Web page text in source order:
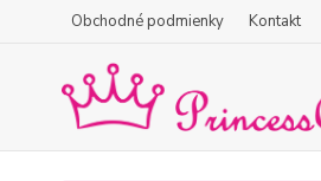
Obchodné podmienky Kontakt